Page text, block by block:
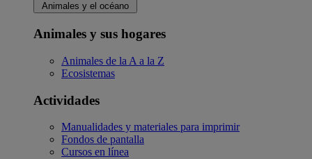
Animales y el océano
Animales y sus hogares
Animales de la A a la Z
Ecosistemas
Actividades
Manualidades y materiales para imprimir
Fondos de pantalla
Cursos en línea